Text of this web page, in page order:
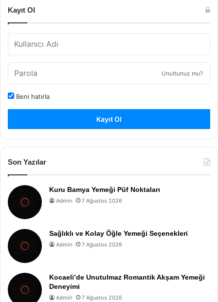
Kayıt Ol
Unuttunuz mu?
Beni hatırla
Kayıt Ol
Son Yazılar
Kuru Bamya Yemeği Püf Noktaları
Admin 7 Ağustos 2026
Sağlıklı ve Kolay Öğle Yemeği Seçenekleri
Admin 7 Ağustos 2026
Kocaeli’de Unutulmaz Romantik Akşam Yemeği
Deneyimi
Admin 7 Ağustos 2026